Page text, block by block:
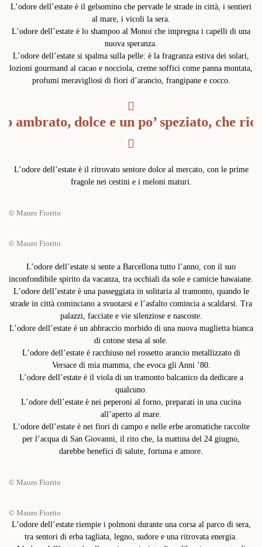
L’odore dell’estate è il gelsomino che pervade le strade in città, i sentieri
al mare, i vicoli la sera.
L’odore dell’estate è lo shampoo al Monoi che impregna i capelli di una
nuova speranza.
L’odore dell’estate si spalma sulla pelle: è la fragranza estiva dei solari,
lozioni gourmand al cacao e nocciola, creme soffici come panna montata,
profumi meravigliosi di fiori d’arancio, frangipane e cocco.
ambrato, dolce e un po’ speziato, che
L’odore dell’estate è il ritrovato sentore dolce al mercato, con le prime
fragole nei cestini e i meloni maturi.
© Mauro Fiorito
© Mauro Fiorito
L’odore dell’estate si sente a Barcellona tutto l’anno, con il suo
inconfondibile spirito da vacanza, tra occhiali da sole e camicie hawaiane.
L’odore dell’estate è una passeggiata in solitaria al tramonto, quando le
strade in città cominciano a svuotarsi e l’asfalto comincia a scaldarsi. Tra
palazzi, facciate e vie silenziose e nascoste.
L’odore dell’estate è un abbraccio morbido di una nuova maglietta bianca
di cotone stesa al sole.
L’odore dell’estate è racchiuso nel rossetto arancio metallizzato di
Versace di mia mamma, che evoca gli Anni ’80.
L’odore dell’estate è il viola di un tramonto balcanico da dedicare a
qualcuno.
L’odore dell’estate è nei peperoni al forno, preparati in una cucina
all’aperto al mare.
L’odore dell’estate è nei fiori di campo e nelle erbe aromatiche raccolte
per l’acqua di San Giovanni, il rito che, la mattina del 24 giugno,
darebbe benefici di salute, fortuna e amore.
© Mauro Fiorito
© Mauro Fiorito
L’odore dell’estate riempie i polmoni durante una corsa al parco di sera,
tra sentori di erba tagliata, legno, sudore e una ritrovata energia.